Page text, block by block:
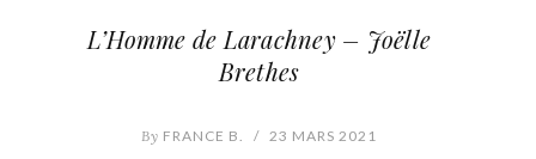
L’Homme de Larachney – Joëlle
Brethes
By FRANCE B. / 23 MARS 2021